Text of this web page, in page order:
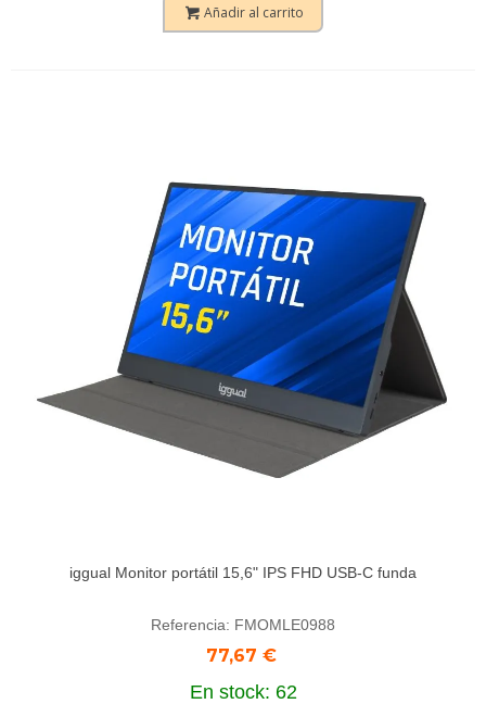
Añadir al carrito
iggual Monitor portátil 15,6" IPS FHD USB-C funda
Referencia: FMOMLE0988
77,67 €
En stock: 62